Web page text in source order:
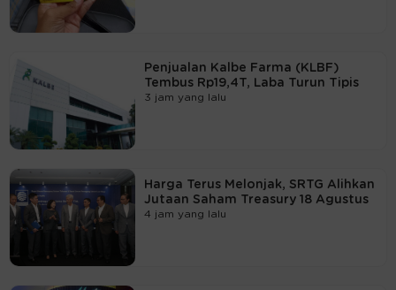
Penjualan Kalbe Farma (KLBF)
Tembus Rp19,4T, Laba Turun Tipis
3 jam yang lalu
Harga Terus Melonjak, SRTG Alihkan
Jutaan Saham Treasury 18 Agustus
4 jam yang lalu